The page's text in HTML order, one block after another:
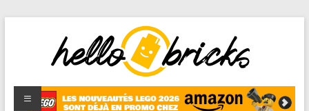
HelloBricks
Blog LEGO,